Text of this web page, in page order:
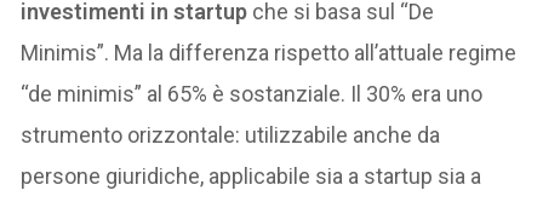
investimenti in startup che si basa sul “De
Minimis”. Ma la differenza rispetto all’attuale regime
“de minimis” al 65% è sostanziale. Il 30% era uno
strumento orizzontale: utilizzabile anche da
persone giuridiche, applicabile sia a startup sia a